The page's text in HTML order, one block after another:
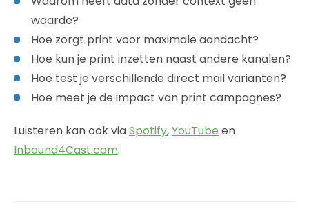
waarde?
Hoe zorgt print voor maximale aandacht?
Hoe kun je print inzetten naast andere kanalen?
Hoe test je verschillende direct mail varianten?
Hoe meet je de impact van print campagnes?
Luisteren kan ook viaSpotify,YouTube en
Inbound4Cast.com.